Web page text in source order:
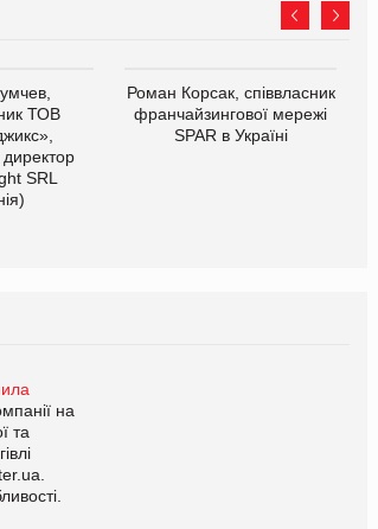
ТОВ
SRL
Роман Корсак, співвласник
франчайзингової мережі
SPAR в Україні
на
та